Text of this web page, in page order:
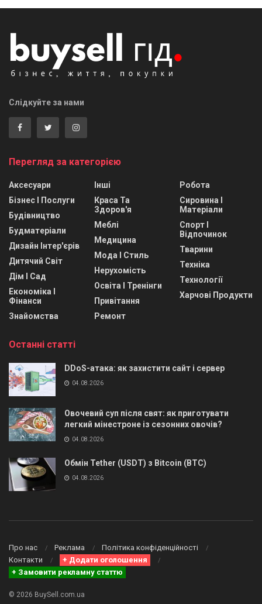
Слідкуйте за нами
Перегляд за категорією
Аксесуари
Бізнес І Послуги
Будівництво
Будматеріали
Дизайн Інтер'єрів
Дитячий Світ
Дім І Сад
Економіка І
Фінанси
Знайомства
Інші
Краса Та
Здоров'я
Меблі
Медицина
Мода І Стиль
Нерухомість
Освіта І Тренінги
Привітання
Ремонт
Робота
Сировина І
Матеріали
Спорт І
Відпочинок
Тварини
Техніка
Технології
Харчові Продукти
Останні статті
DDoS-атака: як захистити сайт і сервер
04.08.2026
Овочевий суп після свят: як приготувати
легкий мінестроне із сезонних овочів?
04.08.2026
Обмін Tether (USDT) з Bitcoin (BTC)
04.08.2026
Про нас Реклама
Політика конфіденційності
Контакти
+ Додати оголошення
+ Замовити рекламну статтю
© 2026 BuySell.com.ua